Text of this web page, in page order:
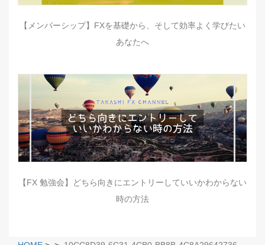
【メンバーシップ】FXを基礎から、そして効率よく学びたい
あなたへ
【FX 勉強会】どちら向きにエントリーしていいかわからない
時の方法